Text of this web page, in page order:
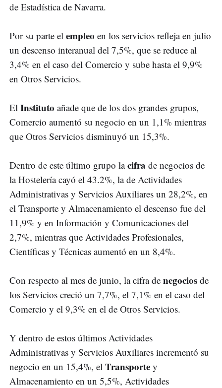
de Estadística de Navarra.
Por su parte el empleo en los servicios refleja en julio
un descenso interanual del 7,5%, que se reduce al
3,4% en el caso del Comercio y sube hasta el 9,9%
en Otros Servicios.
El Instituto añade que de los dos grandes grupos,
Comercio aumentó su negocio en un 1,1% mientras
que Otros Servicios disminuyó un 15,3%.
Dentro de este último grupo lacifra de negocios de
la Hostelería cayó el 43.2%, la de Actividades
Administrativas y Servicios Auxiliares un 28,2%, en
el Transporte y Almacenamiento el descenso fue del
11,9% y en Información y Comunicaciones del
2,7%, mientras que Actividades Profesionales,
Científicas y Técnicas aumentó en un 8,4%.
Con respecto al mes de junio, la cifra de negocios de
los Servicios creció un 7,7%, el 7,1% en el caso del
Comercio y el 9,3% en el de Otros Servicios.
Y dentro de estos últimos Actividades
Administrativas y Servicios Auxiliares incrementó su
negocio en un 15,4%, el Transporte y
Almacenamiento en un 5,5%, Actividades